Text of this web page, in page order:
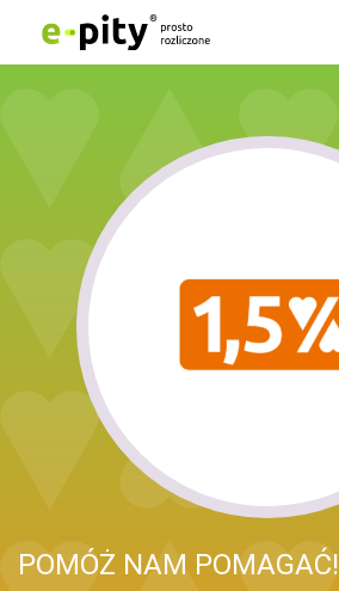
POMÓŻ NAM POMAGAĆ!